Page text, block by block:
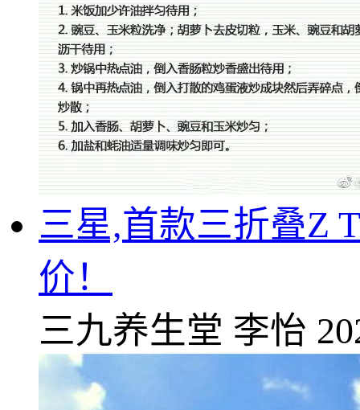
三星,首款三折叠Z
价！
三九养生堂 李怡